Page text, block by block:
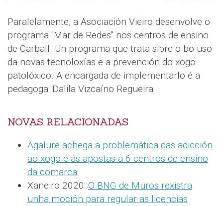
Paralelamente, a Asociación Vieiro desenvolve o
programa "Mar de Redes" nos centros de ensino
de Carball. Un programa que trata sibre o bo uso
da novas tecnoloxías e a prevención do xogo
patolóxico. A encargada de implementarlo é a
pedagoga: Dalila Vizcaíno Regueira
NOVAS RELACIONADAS
Agalure achega a problemática das adicción
ao xogo e ás apostas a 6 centros de ensino
da comarca.
Xaneiro 2020: O BNG de Muros rexistra
unha moción para regular as licencias